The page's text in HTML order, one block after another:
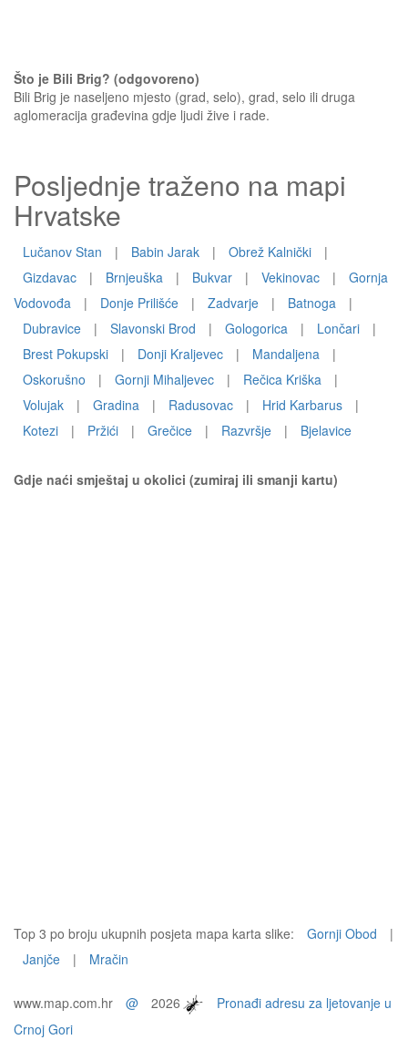
Što je Bili Brig? (odgovoreno)
Bili Brig je naseljeno mjesto (grad, selo), grad, selo ili druga
aglomeracija građevina gdje ljudi žive i rade.
Posljednje traženo na mapi
Hrvatske
Lučanov Stan | Babin Jarak | Obrež Kalnički
|
Gizdavac
| Brnjeuška | Bukvar | Vekinovac |
Gornja
Vodovođa
| Donje Prilišće | Zadvarje | Batnoga
|
Dubravice
| Slavonski Brod | Gologorica | Lončari
|
Brest Pokupski
| Donji Kraljevec | Mandaljena
|
Oskorušno
| Gornji Mihaljevec | Rečica Kriška
|
Volujak
| Gradina | Radusovac | Hrid Karbarus
|
Kotezi
| Pržići | Grečice | Razvršje | Bjelavice
Gdje naći smještaj u okolici (zumiraj ili smanji kartu)
Top 3 po broju ukupnih posjeta mapa karta slike: Gornji Obod
|
Janjče
| Mračin
www.map.com.hr @ 2026
Pronađi adresu za ljetovanje u
Crnoj Gori